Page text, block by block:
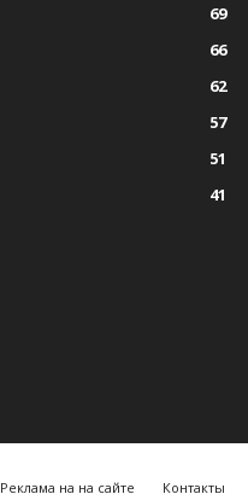
69
66
62
57
51
41
Реклама на на сайте Контакты